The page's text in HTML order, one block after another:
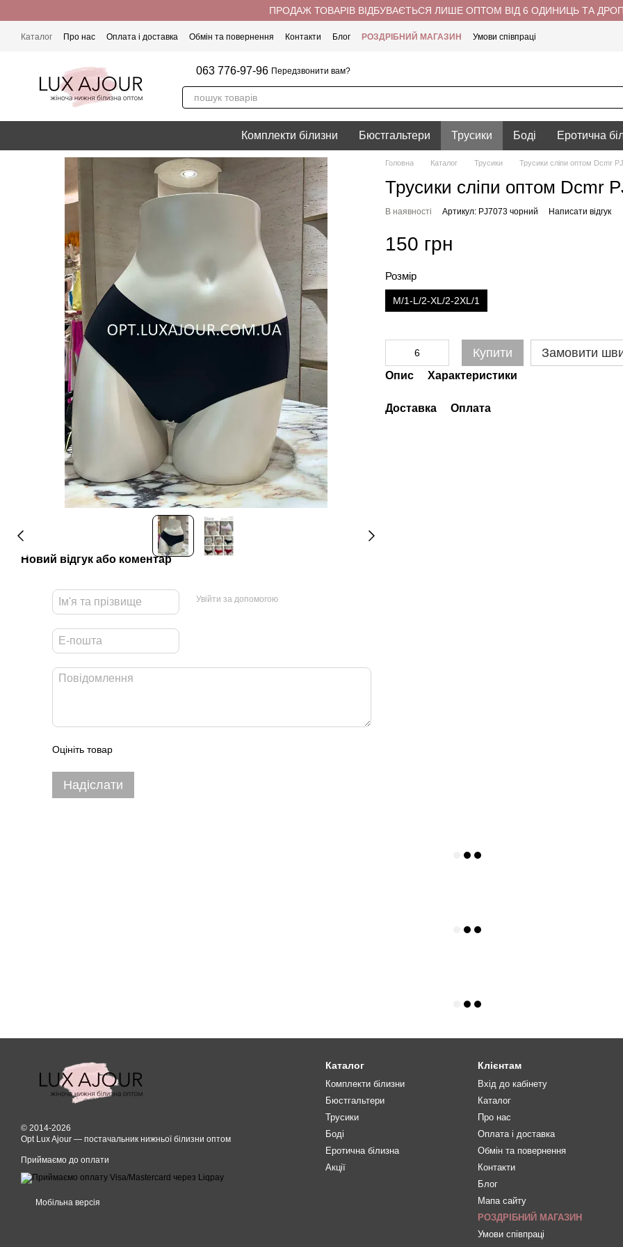
ПРОДАЖ ТОВАРІВ ВІДБУВАЄТЬСЯ ЛИШЕ ОПТОМ ВІД 6 ОДИНИЦЬ ТА
Каталог Про нас Оплата і доставка Обмін та повернення Контакти Блог РОЗДРІБНИЙ МАГАЗИН Умови співпраці
063 776-97-96 Передзвонити вам?
Комплекти білизни Бюстгальтери Трусики Боді Еротична
Новий відгук або коментар
Увійти за допомогою
Оцініть товар
Надіслати
Головна Каталог Трусики Трусики сліпи оптом Dcmr
Трусики сліпи оптом Dcmr
В наявності Артикул: PJ7073 чорний Написати відгук
150 грн
Розмір
M/1-L/2-XL/2-2XL/1
Купити Замовити
Опис Характеристики
Доставка Оплата
© 2014-2026
Opt Lux Ajour — постачальник нижньої білизни оптом
Приймаємо до оплати
Мобільна версія
Каталог
Комплекти білизни
Бюстгальтери
Трусики
Боді
Еротична білизна
Акції
Клієнтам
Вхід до кабінету
Каталог
Про нас
Оплата і доставка
Обмін та повернення
Контакти
Блог
Мапа сайту
РОЗДРІБНИЙ МАГАЗИН
Умови співпраці